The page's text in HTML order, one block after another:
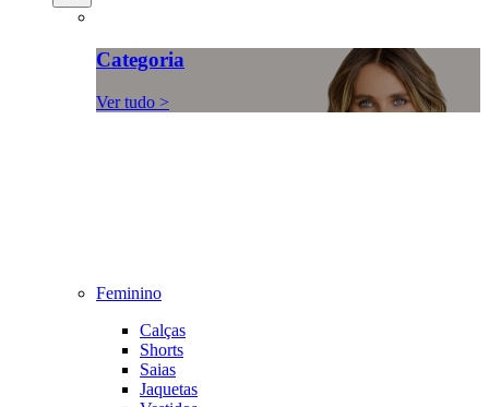
Categoria
Ver tudo >
Feminino
Calças
Shorts
Saias
Jaquetas